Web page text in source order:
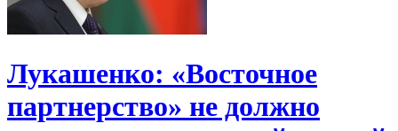
Лукашенко: «Восточное
партнерство» не должно